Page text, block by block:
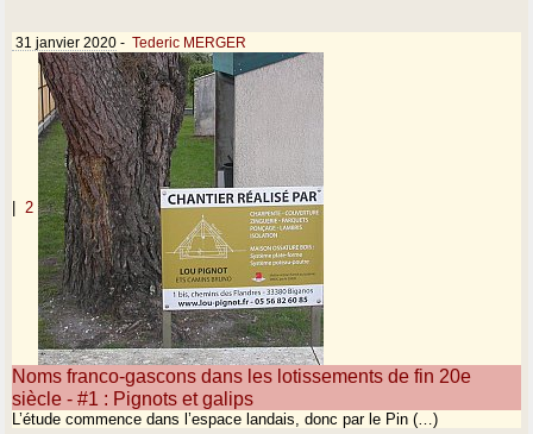
31 janvier 2020 - Tederic MERGER
2
Noms franco-gascons dans les lotissements de fin 20e
siècle - #1 : Pignots et galips
L’étude commence dans l’espace landais, donc par le Pin (…)